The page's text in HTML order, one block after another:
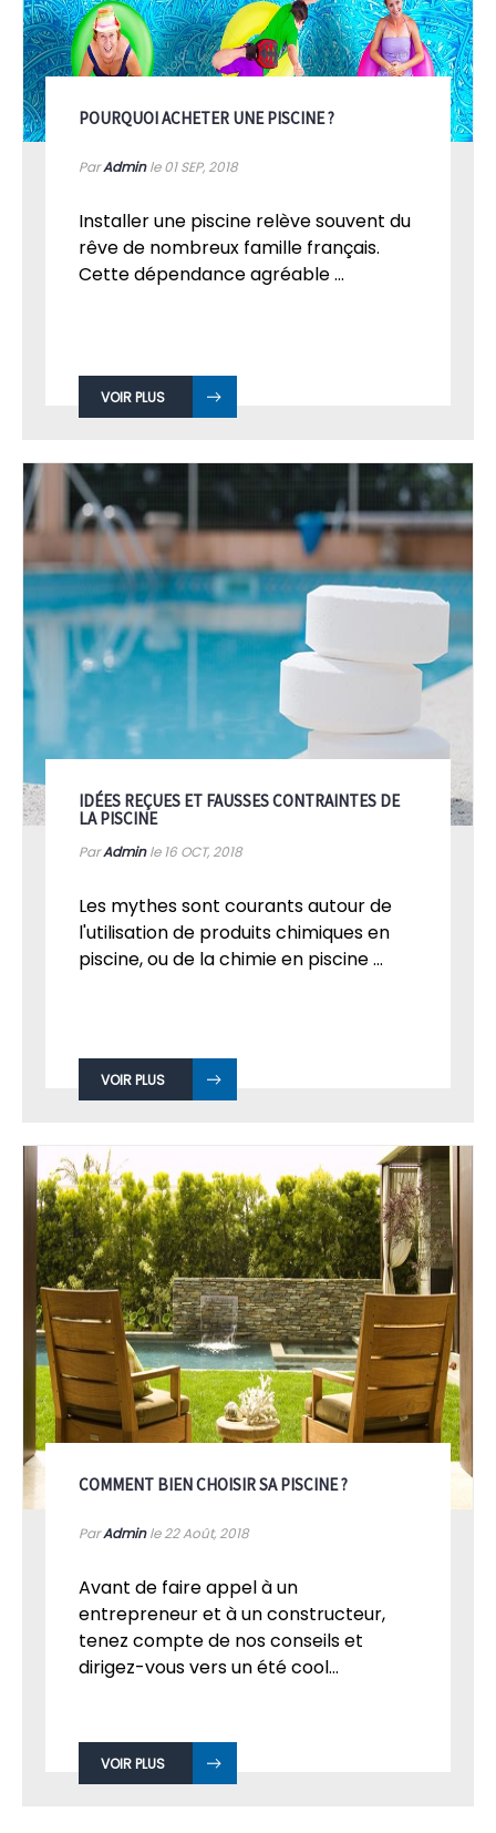
POURQUOI ACHETER UNE PISCINE ?
ParAdminle 01SEP, 2018
Installer une piscine relève souvent du
rêve de nombreux famille français.
Cette dépendance agréable ...
VOIR PLUS
IDÉES REÇUES ET FAUSSES CONTRAINTES DE
LA PISCINE
ParAdminle 16 OCT, 2018
Les mythes sont courants autour de
l'utilisation de produits chimiques en
piscine, ou de la chimie en piscine ...
VOIR PLUS
COMMENT BIEN CHOISIR SA PISCINE ?
ParAdminle 22Août, 2018
Avant de faire appel à un
entrepreneur et à un constructeur,
tenez compte de nos conseils et
dirigez-vous vers un été cool...
VOIR PLUS